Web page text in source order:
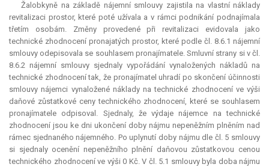
Žalobkyně na základě nájemní smlouvy zajistila na vlastní náklady
revitalizaci prostor, které poté užívala a v rámci podnikání podnajímala
třetím osobám. Změny provedené při revitalizaci evidovala jako
technické zhodnocení pronajatých prostor, které podle čl. 8.6.1 nájemní
smlouvy odepisovala se souhlasem pronajímatele. Smluvní strany si v čl.
8.6.2 nájemní smlouvy sjednaly vypořádání vynaložených nákladů na
technické zhodnocení tak, že pronajímatel uhradí po skončení účinnosti
smlouvy nájemci vynaložené náklady na technické zhodnocení ve výši
daňové zůstatkové ceny technického zhodnocení, které se souhlasem
pronajímatele odpisoval. Sjednaly, že výdaje nájemce na technické
zhodnocení jsou ke dni ukončení doby nájmu nepeněžním plněním nad
rámec sjednaného nájemného. Po uplynutí doby nájmu dle čl. 5 smlouvy
si sjednaly ocenění nepeněžního plnění daňovou zůstatkovou cenou
technického zhodnocení ve výši 0 Kč. V čl. 5.1 smlouvy byla doba nájmu